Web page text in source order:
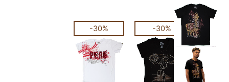
-30%
El
precio
original
era:
precio
actual
S/55.30.
-30%
El
precio
original
era:
S/79.00.
El
precio
actual
es:
S/55.30.